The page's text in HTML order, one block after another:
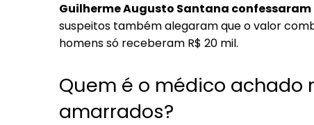
Guilherme Augusto Santana
suspeitos também alegaram que o valor
homens só receberam R$ 20 mil.
Quem é o médico achado
amarrados?